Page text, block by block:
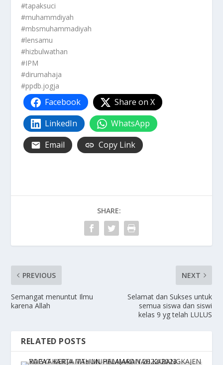
#tapaksuci
#muhammdiyah
#mbsmuhammadiyah
#lensamu
#hizbulwathan
#IPM
#dirumahaja
#ppdb.jogja
Facebook
Share on X
LinkedIn
WhatsApp
Email
Copy Link
SHARE:
PREVIOUS
Semangat menuntut Ilmu
karena Allah
NEXT
Selamat dan Sukses untuk
semua siswa dan siswi
kelas 9 yg telah LULUS
RELATED POSTS